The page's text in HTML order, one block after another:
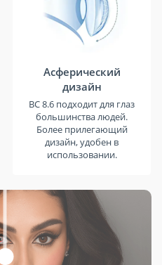
Асферический
дизайн
BC 8.6 подходит для глаз
большинства людей.
Более прилегающий
дизайн, удобен в
использовании.